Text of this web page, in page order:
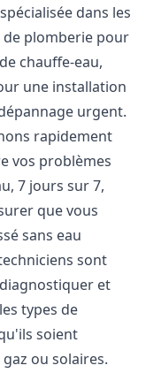
dans les
plomberie pour
chauffe-eau,
une installation
urgent.
rapidement
vos problèmes
7 jours sur 7,
que vous
sans eau
sont
et
types de
soient
ou solaires.